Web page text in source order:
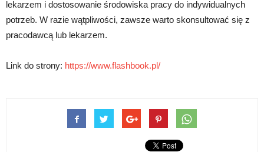
lekarzem i dostosowanie środowiska pracy do indywidualnych
potrzeb. W razie wątpliwości, zawsze warto skonsultować się z
pracodawcą lub lekarzem.
Link do strony: https://www.flashbook.pl/